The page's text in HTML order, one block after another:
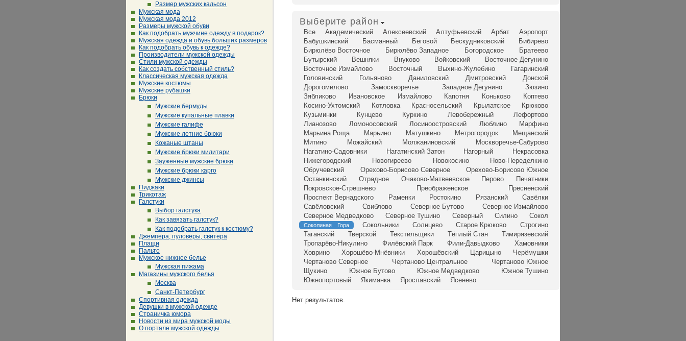
Размер мужских кальсон
Мужская мода
Мужская мода 2012
Размеры мужской обуви
Как подобрать мужчине одежду в подарок?
Мужская одежда и обувь больших размеров
Как подобрать обувь к одежде?
Производители мужской одежды
Стили мужской одежды
Как создать собственный стиль?
Классическая мужская одежда
Мужские костюмы
Мужские рубашки
Брюки
Мужские бермуды
Мужские купальные плавки
Мужские галифе
Мужские летние брюки
Кожаные штаны
Мужские брюки милитари
Зауженные мужские брюки
Мужские брюки карго
Мужские джинсы
Пиджаки
Трикотаж
Галстуки
Выбор галстука
Как завязать галстук?
Как подобрать галстук к костюму?
Джемпера, пуловеры, свитера
Плащи
Пальто
Мужское нижнее белье
Мужская пижама
Магазины мужского белья
Москва
Санкт-Петербург
Спортивная одежда
Девушки в мужской одежде
Страничка юмора
Новости из мира мужской моды
О портале мужской одежды
Выберите район
Все Академический Алексеевский Алтуфьевский Арбат
Аэропорт
Бабушкинский
Басманный Беговой Бескудниковский
Бибирево
Бирюлёво Восточное
Бирюлёво Западное Богородское
Братеево
Бутырский
Вешняки Внуково Войковский
Восточное Дегунино
Восточное Измайлово
Восточный Выхино-Жулебино
Гагаринский
Головинский
Гольяново Даниловский Дмитровский
Донской
Дорогомилово
Замоскворечье Западное Дегунино
Зюзино
Зябликово
Ивановское Измайлово Капотня Коньково
Коптево
Косино-Ухтомский
Котловка Красносельский Крылатское
Крюково
Кузьминки
Кунцево Куркино Левобережный
Лефортово
Лианозово
Ломоносовский Лосиноостровский Люблино
Марфино
Марьина Роща
Марьино Матушкино Метрогородок
Мещанский
Митино
Можайский Молжаниновский
Москворечье-Сабурово
Нагатино-Садовники
Нагатинский Затон Нагорный
Некрасовка
Нижегородский
Новогиреево Новокосино
Ново-Переделкино
Обручевский
Орехово-Борисово Северное
Орехово-Борисово Южное
Останкинский
Отрадное Очаково-Матвеевское Перово
Печатники
Покровское-Стрешнево
Преображенское
Пресненский
Проспект Вернадского
Раменки Ростокино Рязанский
Савёлки
Савёловский
Свиблово Северное Бутово
Северное Измайлово
Северное Медведково
Северное Тушино Северный Силино Сокол
Соколиная Гора Сокольники Солнцево Старое Крюково
Строгино
Таганский
Тверской Текстильщики Тёплый Стан
Тимирязевский
Тропарёво-Никулино
Филёвский Парк Фили-Давыдково
Хамовники
Ховрино
Хорошёво-Мнёвники Хорошёвский Царицыно
Черёмушки
Чертаново Северное
Чертаново Центральное
Чертаново Южное
Щукино
Южное Бутово Южное Медведково
Южное Тушино
Южнопортовый
Якиманка Ярославский Ясенево
Нет результатов.